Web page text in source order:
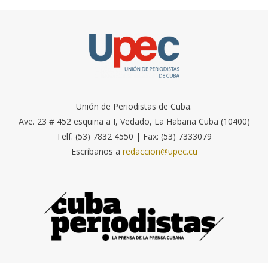
Unión de Periodistas de Cuba.
Ave. 23 # 452 esquina a I, Vedado, La Habana Cuba (10400)
Telf. (53) 7832 4550 | Fax: (53) 7333079
Escríbanos a redaccion@upec.cu